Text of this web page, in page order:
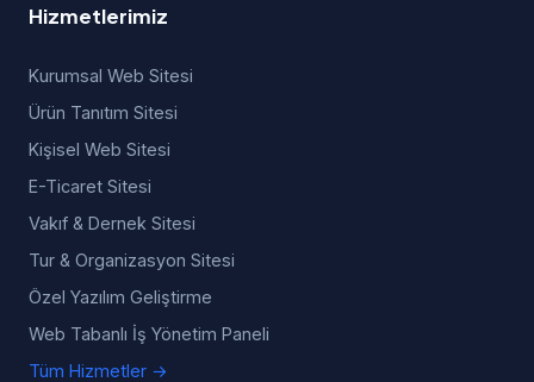
Hizmetlerimiz
Kurumsal Web Sitesi
Ürün Tanıtım Sitesi
Kişisel Web Sitesi
E-Ticaret Sitesi
Vakıf & Dernek Sitesi
Tur & Organizasyon Sitesi
Özel Yazılım Geliştirme
Web Tabanlı İş Yönetim Paneli
Tüm Hizmetler →